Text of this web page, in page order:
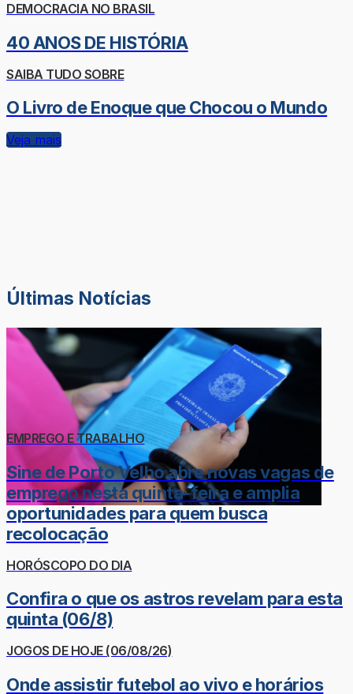
DEMOCRACIA NO BRASIL
40 ANOS DE HISTÓRIA
SAIBA TUDO SOBRE
O Livro de Enoque que Chocou o Mundo
Veja mais
Últimas Notícias
EMPREGO E TRABALHO
Sine de Porto Velho abre novas vagas de
emprego nesta quinta-feira e amplia
oportunidades para quem busca
recolocação
HORÓSCOPO DO DIA
Confira o que os astros revelam para esta
quinta (06/8)
JOGOS DE HOJE (06/08/26)
Onde assistir futebol ao vivo e horários